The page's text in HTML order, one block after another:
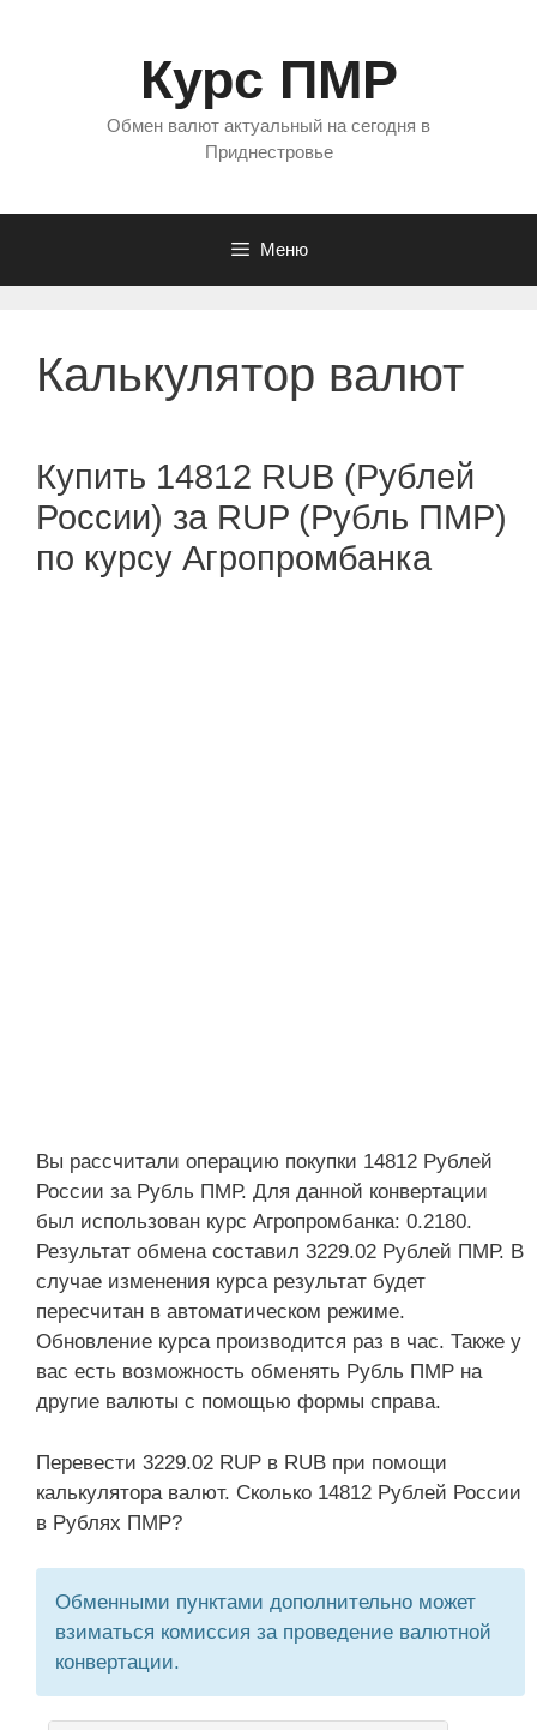
Курс ПМР
Обмен валют актуальный на сегодня в
Приднестровье
Меню
Калькулятор валют
Купить 14812 RUB (Рублей
России) за RUP (Рубль ПМР)
по курсу Агропромбанка
Вы рассчитали операцию покупки 14812 Рублей
России за Рубль ПМР. Для данной конвертации
был использован курс Агропромбанка: 0.2180.
Результат обмена составил 3229.02 Рублей ПМР. В
случае изменения курса результат будет
пересчитан в автоматическом режиме.
Обновление курса производится раз в час. Также у
вас есть возможность обменять Рубль ПМР на
другие валюты с помощью формы справа.
Перевести 3229.02 RUP в RUB при помощи
калькулятора валют. Сколько 14812 Рублей России
в Рублях ПМР?
Обменными пунктами дополнительно может
взиматься комиссия за проведение валютной
конвертации.